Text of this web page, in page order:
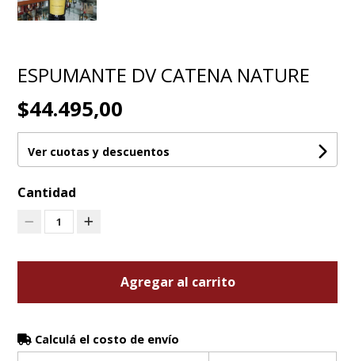
ESPUMANTE DV CATENA NATURE
$44.495,00
Ver cuotas y descuentos
Cantidad
1
Agregar al carrito
Calculá el costo de envío